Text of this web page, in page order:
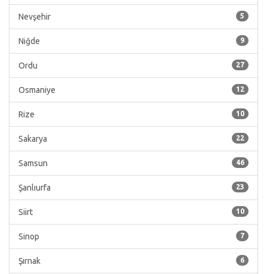
5
Nevşehir
9
Niğde
27
Ordu
12
Osmaniye
10
Rize
22
Sakarya
46
Samsun
23
Şanlıurfa
10
Siirt
7
Sinop
6
Şırnak